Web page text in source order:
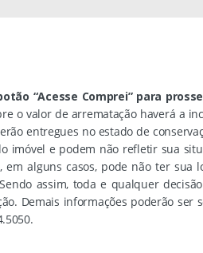
“Acesse Comprei” para
o valor de arrematação haverá a
entregues no estado de
imóvel e podem não refletir sua
em alguns casos, pode não ter
assim, toda e qualquer
Demais informações poderão